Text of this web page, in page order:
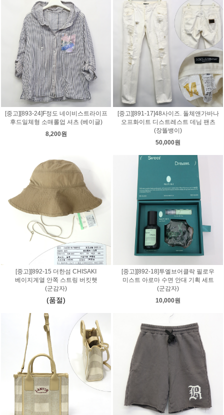
[중고][893-24]F정도 네이비스트라이프
후드일체형 소매롤업 셔츠 (베이글)
8,200원
[중고][891-17]48사이즈. 돌체앤가바나
오프화이트 디스트레스트 데님 팬츠
(장똘뱅이)
50,000원
[중고][892-15 더한섬 CHISAKI
베이지계열 안쪽 스트링 버킷햇
(군감자)
(품절)
[중고][892-18]투엘브어클락 필로우
미스트 아로마 수면 안대 기획 세트
(군감자)
10,000원